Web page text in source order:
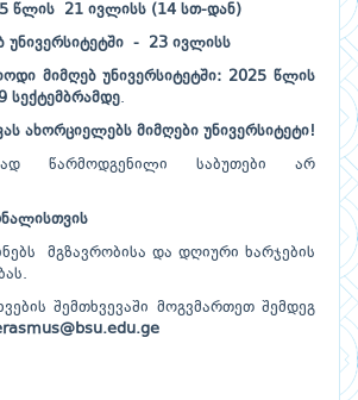
წლის 21 ივლისს (14 სთ-დან)
უნივერსიტეტში - 23 ივლისს
მიმღებ უნივერსიტეტში: 2025 წლის
სექტემბრამდე.
ახორციელებს მიმღები უნივერსიტეტი!
წარმოდგენილი საბუთები არ
მგზავრობისა და დღიური ხარჯების
შემთხვევაში მოგვმართეთ შემდეგ